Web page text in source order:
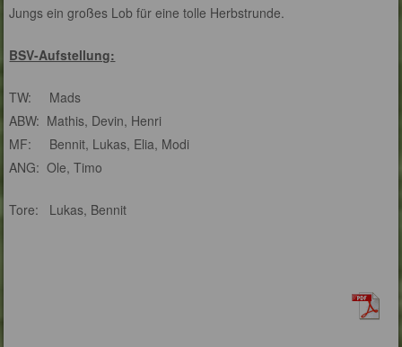
Jungs ein großes Lob für eine tolle Herbstrunde.
BSV-Aufstellung:
TW: Mads
ABW: Mathis, Devin, Henri
MF: Bennit, Lukas, Elia, Modi
ANG: Ole, Timo
Tore: Lukas, Bennit